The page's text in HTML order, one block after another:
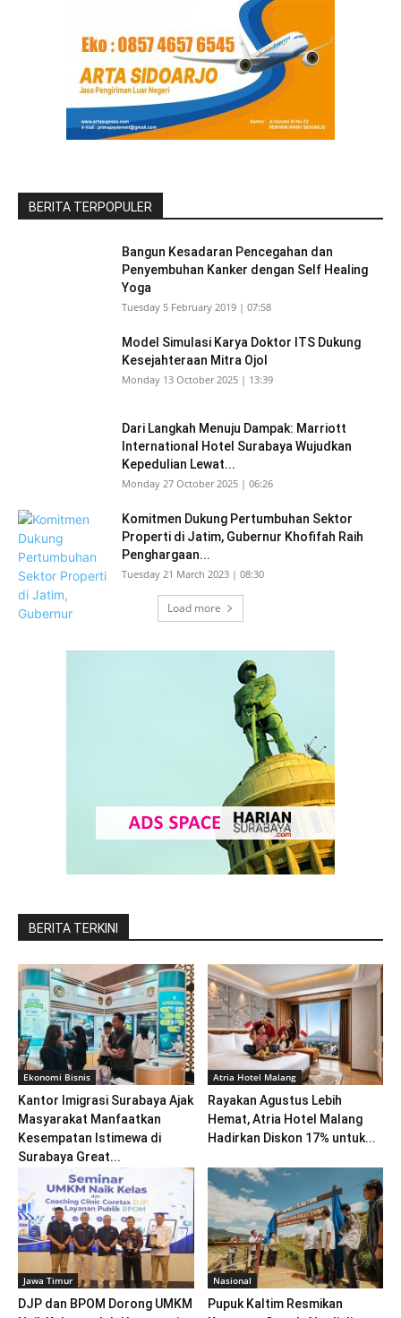
BERITA TERPOPULER
Bangun Kesadaran Pencegahan dan
Penyembuhan Kanker dengan Self Healing
Yoga
Tuesday 5 February 2019 | 07:58
Model Simulasi Karya Doktor ITS Dukung
Kesejahteraan Mitra Ojol
Monday 13 October 2025 | 13:39
Dari Langkah Menuju Dampak: Marriott
International Hotel Surabaya Wujudkan
Kepedulian Lewat...
Monday 27 October 2025 | 06:26
Komitmen Dukung Pertumbuhan Sektor
Properti di Jatim, Gubernur Khofifah Raih
Penghargaan...
Tuesday 21 March 2023 | 08:30
Load more
BERITA TERKINI
Ekonomi Bisnis
Kantor Imigrasi Surabaya Ajak
Masyarakat Manfaatkan
Kesempatan Istimewa di
Surabaya Great...
Atria Hotel Malang
Rayakan Agustus Lebih
Hemat, Atria Hotel Malang
Hadirkan Diskon 17% untuk...
Jawa Timur
DJP dan BPOM Dorong UMKM
Nasional
Pupuk Kaltim Resmikan